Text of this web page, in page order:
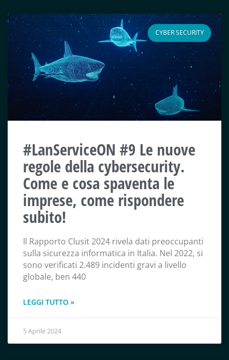
CYBER SECURITY
#LanServiceON #9 Le nuove
regole della cybersecurity.
Come e cosa spaventa le
imprese, come rispondere
subito!
Il Rapporto Clusit 2024 rivela dati preoccupanti
sulla sicurezza informatica in Italia. Nel 2022, si
sono verificati 2.489 incidenti gravi a livello
globale, ben 440
LEGGI TUTTO »
5 Aprile 2024